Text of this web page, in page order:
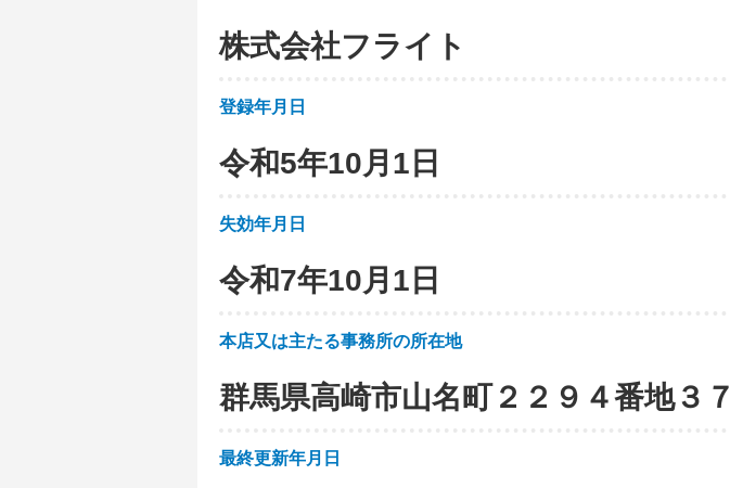
株式会社フライト
登録年月日
令和5年10月1日
失効年月日
令和7年10月1日
本店又は主たる事務所の所在地
群馬県高崎市山名町２２９４番地３７
最終更新年月日